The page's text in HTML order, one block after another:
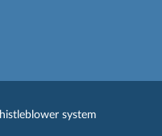
system